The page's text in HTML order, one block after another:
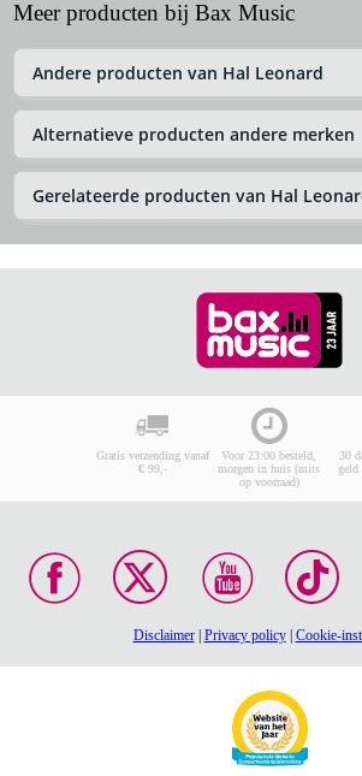
Meer producten bij Bax Music
Andere producten van Hal Leonard
Alternatieve producten andere merken
Gerelateerde producten van Hal
Gratis verzending vanaf
€ 99,-
Voor 23:00 besteld,
morgen in huis (mits
op voorraad)
30
geld
Disclaimer| Privacy policy| Cookie-